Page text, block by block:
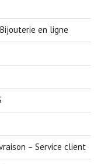
Bijouterie en ligne
– Service client